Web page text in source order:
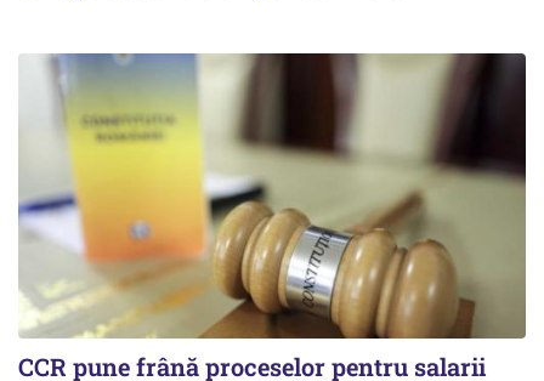
CCR pune frână proceselor pentru salarii